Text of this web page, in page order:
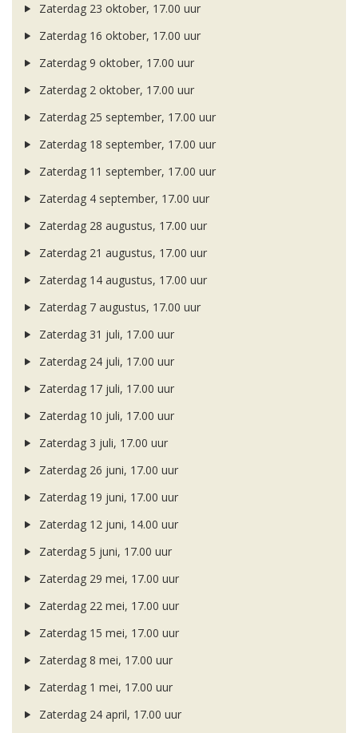
Zaterdag 23 oktober, 17.00 uur
Zaterdag 16 oktober, 17.00 uur
Zaterdag 9 oktober, 17.00 uur
Zaterdag 2 oktober, 17.00 uur
Zaterdag 25 september, 17.00 uur
Zaterdag 18 september, 17.00 uur
Zaterdag 11 september, 17.00 uur
Zaterdag 4 september, 17.00 uur
Zaterdag 28 augustus, 17.00 uur
Zaterdag 21 augustus, 17.00 uur
Zaterdag 14 augustus, 17.00 uur
Zaterdag 7 augustus, 17.00 uur
Zaterdag 31 juli, 17.00 uur
Zaterdag 24 juli, 17.00 uur
Zaterdag 17 juli, 17.00 uur
Zaterdag 10 juli, 17.00 uur
Zaterdag 3 juli, 17.00 uur
Zaterdag 26 juni, 17.00 uur
Zaterdag 19 juni, 17.00 uur
Zaterdag 12 juni, 14.00 uur
Zaterdag 5 juni, 17.00 uur
Zaterdag 29 mei, 17.00 uur
Zaterdag 22 mei, 17.00 uur
Zaterdag 15 mei, 17.00 uur
Zaterdag 8 mei, 17.00 uur
Zaterdag 1 mei, 17.00 uur
Zaterdag 24 april, 17.00 uur